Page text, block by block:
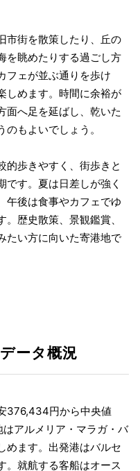
市街を散策したり、丘の
を眺めたりする過ごし方
フェが並ぶ通りを歩け
しめます。時間に余裕が
面へ足を延ばし、乾いた
もよいでしょう。
的歩きやすく、街歩きと
です。夏は日差しが強く
午後は食事やカフェでゆ
歴史散策、景観鑑賞、
たい方に向いた寄港地で
ータ概況
376,434円から中央値
アルメリア・マラガ・バ
めます。出発港はバルセ
。就航する客船はオース